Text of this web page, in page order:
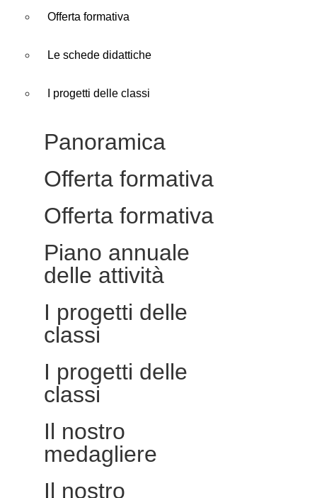
Offerta formativa
Le schede didattiche
I progetti delle classi
Panoramica
Offerta formativa
Offerta formativa
Piano annuale
delle attività
I progetti delle
classi
I progetti delle
classi
Il nostro
medagliere
Il nostro